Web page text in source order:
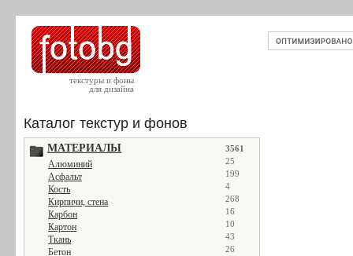
текстуры и фоны
для дизайна
Каталог текстур и фонов
МАТЕРИАЛЫ 3561
Алюминий 25
Асфальт 199
Кость 4
Кирпичи, стена 268
Карбон 16
Картон 10
Ткань 43
Бетон 26